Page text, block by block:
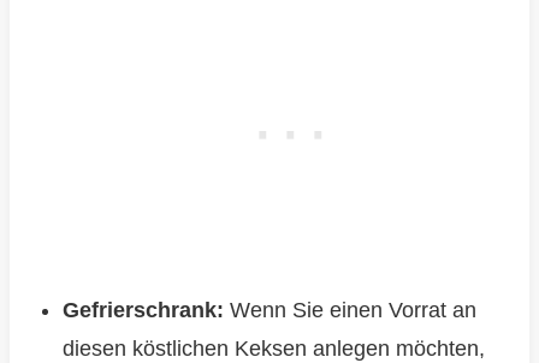
Gefrierschrank: Wenn Sie einen Vorrat an
diesen köstlichen Keksen anlegen möchten,